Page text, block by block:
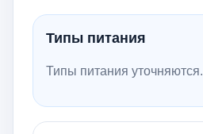
Типы питания
Типы питания уточняются.